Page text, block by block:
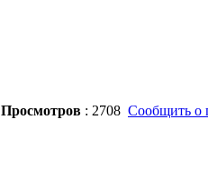
Просмотров : 2708 Сообщить о